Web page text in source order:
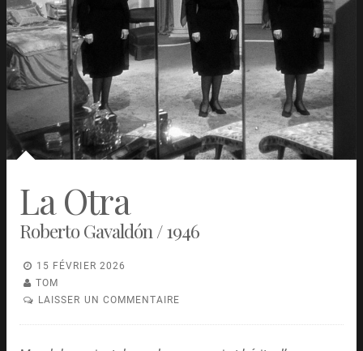
La Otra
Roberto Gavaldón / 1946
15 FÉVRIER 2026
TOM
LAISSER UN COMMENTAIRE